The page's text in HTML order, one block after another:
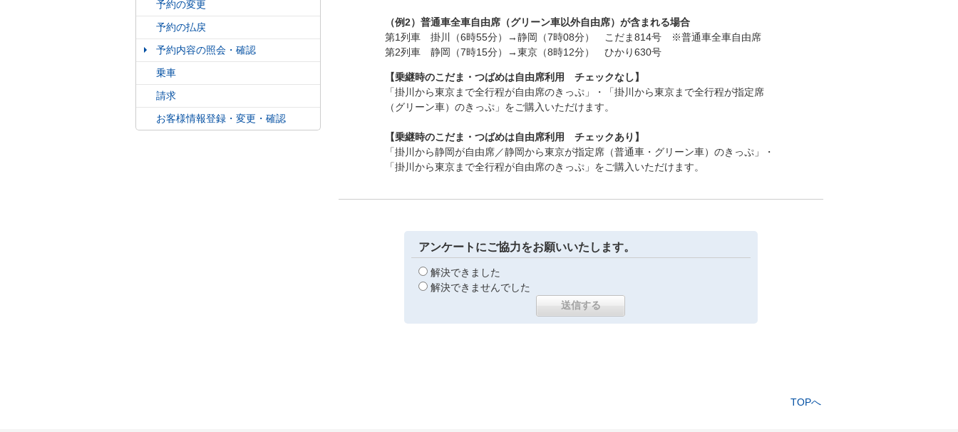
予約の変更
予約の払戻
予約内容の照会・確認
乗車
請求
お客様情報登録・変更・確認
（例2）普通車全車自由席（グリーン車以外自由席）が含まれる場合
第1列車 掛川（6時55分）→静岡（7時08分） こだま814号 ※普通車全車自由席
第2列車 静岡（7時15分）→東京（8時12分） ひかり630号
【乗継時のこだま・つばめは自由席利用 チェックなし】
「掛川から東京まで全行程が自由席のきっぷ」・「掛川から東京まで全行程が指定席
（グリーン車）のきっぷ」をご購入いただけます。
【乗継時のこだま・つばめは自由席利用 チェックあり】
「掛川から静岡が自由席／静岡から東京が指定席（普通車・グリーン車）のきっぷ」・
「掛川から東京まで全行程が自由席のきっぷ」をご購入いただけます。
アンケートにご協力をお願いいたします。
解決できました
解決できませんでした
TOPへ